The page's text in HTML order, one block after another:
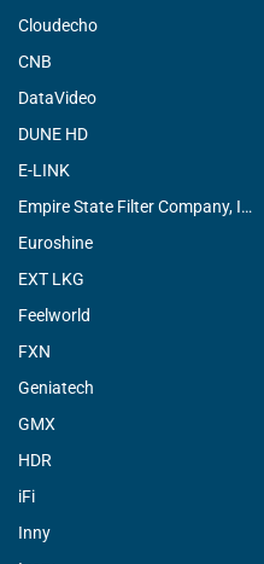
Cloudecho
CNB
DataVideo
DUNE HD
E-LINK
Empire State Filter Company, INC.
Euroshine
EXT LKG
Feelworld
FXN
Geniatech
GMX
HDR
iFi
Inny